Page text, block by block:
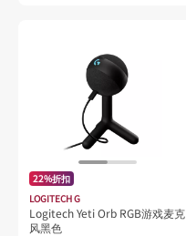
22%折扣
LOGITECH G
Logitech Yeti Orb RGB游戏麦克
风黑色